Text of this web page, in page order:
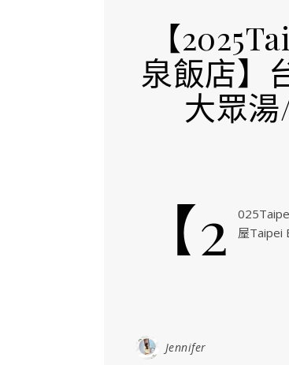
【
泉飯店】
大眾
【2
屋Taipei
Jennifer